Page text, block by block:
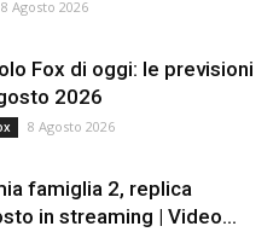
8 Agosto 2026
Fox di oggi: le previsioni
2026
8 Agosto 2026
famiglia 2, replica
in streaming | Video...